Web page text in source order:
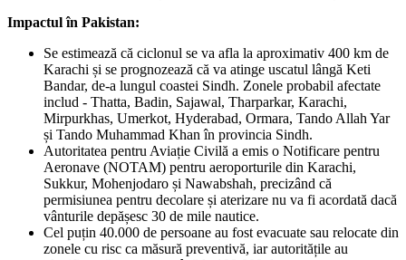
Impactul în Pakistan:
Se estimează că ciclonul se va afla la aproximativ 400 km de
Karachi și se prognozează că va atinge uscatul lângă Keti
Bandar, de-a lungul coastei Sindh. Zonele probabil afectate
includ - Thatta, Badin, Sajawal, Tharparkar, Karachi,
Mirpurkhas, Umerkot, Hyderabad, Ormara, Tando Allah Yar
și Tando Muhammad Khan în provincia Sindh.
Autoritatea pentru Aviație Civilă a emis o Notificare pentru
Aeronave (NOTAM) pentru aeroporturile din Karachi,
Sukkur, Mohenjodaro și Nawabshah, precizând că
permisiunea pentru decolare și aterizare nu va fi acordată dacă
vânturile depășesc 30 de mile nautice.
Cel puțin 40.000 de persoane au fost evacuate sau relocate din
zonele cu risc ca măsură preventivă, iar autoritățile au